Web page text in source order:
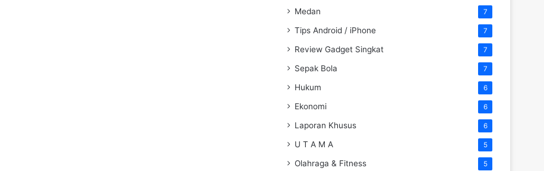
Medan 7
Tips Android / iPhone 7
Review Gadget Singkat 7
Sepak Bola 7
Hukum 6
Ekonomi 6
Laporan Khusus 6
U T A M A 5
Olahraga & Fitness 5